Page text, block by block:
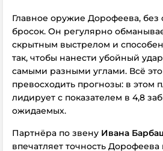
Главное оружие Дорофеева,
бросок. Он регулярно
скрытным выстрелом и
так, чтобы нанести убойный
самыми разными углами. Всё
превосходить прогнозы: в этом
лидирует с показателем в 4,8
ожидаемых.
Партнёра по звену Ивана
впечатляет точность